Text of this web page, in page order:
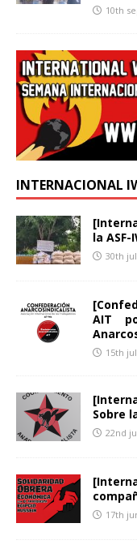
10th
INTERNACIONAL
la
30th
AIT
15th
Sobre
22nd
17th